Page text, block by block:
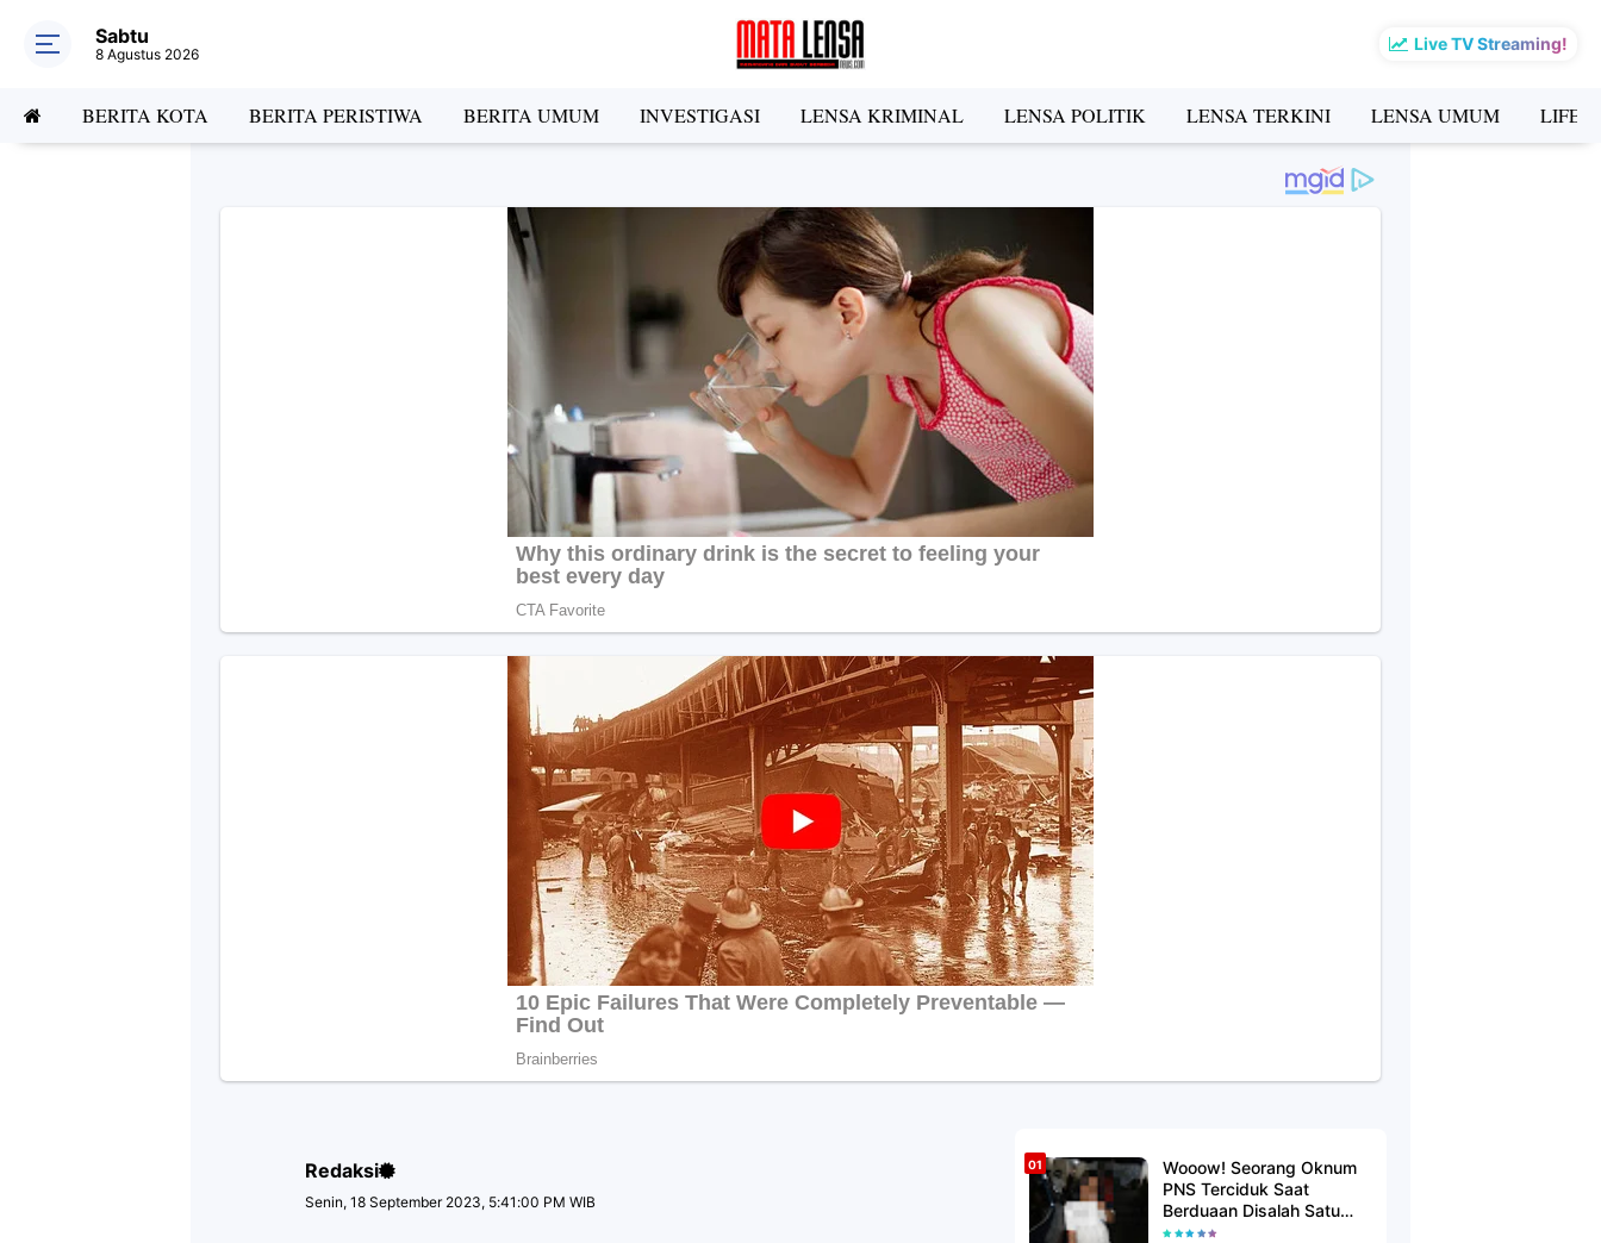
Live TV Streaming!
Sabtu
8 Agustus 2026
BERITA KOTA BERITA PERISTIWA BERITA UMUM INVESTIGASI LENSA KRIMINAL LENSA POLITIK LENSA TERKINI LENSA UMUM
Redaksi
Senin, 18 September 2023, 5:41:00 PM WIB
Wooow! Seorang Oknum
PNS Terciduk Saat
Berduaan Disalah Satu
Kamar Hotel Salatiga